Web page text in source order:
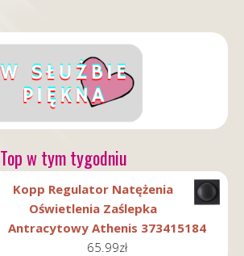
Top w tym tygodniu
Kopp Regulator Natężenia
Oświetlenia Zaślepka
Antracytowy Athenis 373415184
65.99zł